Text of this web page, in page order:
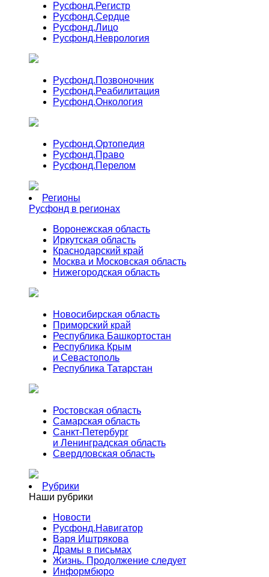
Русфонд.Регистр
Русфонд.Сердце
Русфонд.Лицо
Русфонд.Неврология
Русфонд.Позвоночник
Русфонд.Реабилитация
Русфонд.Онкология
Русфонд.Ортопедия
Русфонд.Право
Русфонд.Перелом
Регионы
Русфонд в регионах
Воронежская область
Иркутская область
Краснодарский край
Москва и Московская область
Нижегородская область
Новосибирская область
Приморский край
Республика Башкортостан
Республика Крым
и Севастополь
Республика Татарстан
Ростовская область
Самарская область
Санкт-Петербург
и Ленинградская область
Свердловская область
Рубрики
Наши рубрики
Новости
Русфонд.Навигатор
Варя Иштрякова
Драмы в письмах
Жизнь. Продолжение следует
Информбюро